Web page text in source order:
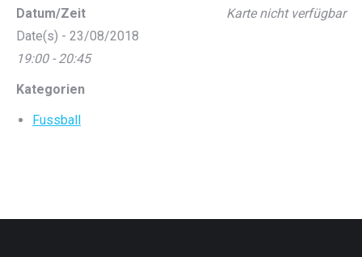
Karte nicht verfügbar
Datum/Zeit
Date(s) - 23/08/2018
19:00 - 20:45
Kategorien
Fussball